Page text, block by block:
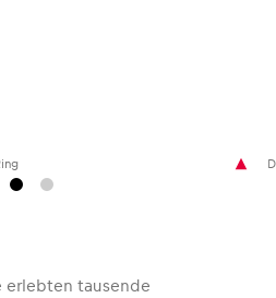
erlebten tausende